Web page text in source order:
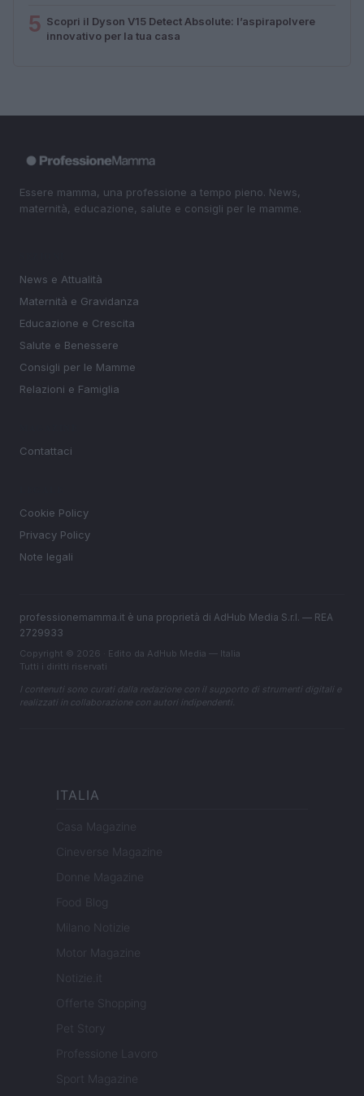
5 Scopri il Dyson V15 Detect Absolute: l’aspirapolvere
innovativo per la tua casa
Essere mamma, una professione a tempo pieno. News,
maternità, educazione, salute e consigli per le mamme.
News e Attualità
Maternità e Gravidanza
Educazione e Crescita
Salute e Benessere
Consigli per le Mamme
Relazioni e Famiglia
Contattaci
Cookie Policy
Privacy Policy
Note legali
professionemamma.it è una proprietà di AdHub Media S.r.l. — REA
2729933
Copyright © 2026 · Edito da AdHub Media — Italia
Tutti i diritti riservati
I contenuti sono curati dalla redazione con il supporto di strumenti digitali e
realizzati in collaborazione con autori indipendenti.
ITALIA
Casa Magazine
Cineverse Magazine
Donne Magazine
Food Blog
Milano Notizie
Motor Magazine
Notizie.it
Offerte Shopping
Pet Story
Professione Lavoro
Sport Magazine